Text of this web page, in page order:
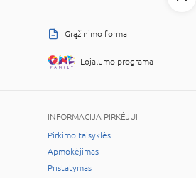
Grąžinimo forma
Lojalumo programa
INFORMACIJA PIRKĖJUI
Pirkimo taisyklės
Apmokėjimas
Pristatymas